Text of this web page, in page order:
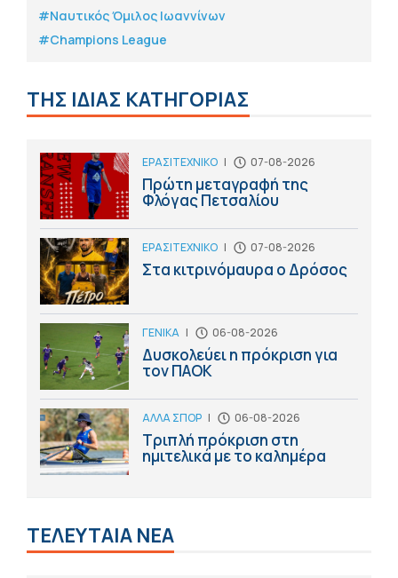
#Ναυτικός Όμιλος Ιωαννίνων
#Champions League
ΤΗΣ ΙΔΙΑΣ ΚΑΤΗΓΟΡΙΑΣ
ΕΡΑΣΙΤΕΧΝΙΚΟ | 07-08-2026
Πρώτη μεταγραφή της
Φλόγας Πετσαλίου
ΕΡΑΣΙΤΕΧΝΙΚΟ | 07-08-2026
Στα κιτρινόμαυρα ο Δρόσος
ΓΕΝΙΚΑ | 06-08-2026
Δυσκολεύει η πρόκριση για
τον ΠΑΟΚ
ΑΛΛΑ ΣΠΟΡ | 06-08-2026
Τριπλή πρόκριση στη
ημιτελικά με το καλημέρα
ΤΕΛΕΥΤΑΙΑ ΝΕΑ